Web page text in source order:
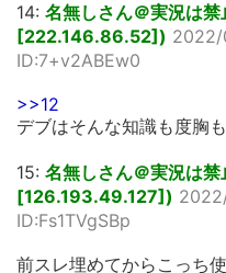
14: 名無しさん＠実況は
[222.146.86.52]) 2022/
ID:7+v2ABEw0
>>12
デブはそんな知識も度胸
15: 名無しさん＠実況は
[126.193.49.127])
ID:Fs1TVgSBp
前スレ埋めてからこっち